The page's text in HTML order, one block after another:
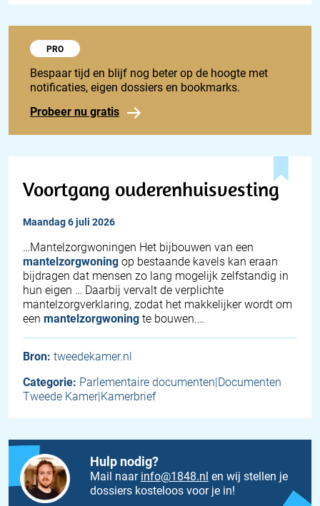
Probeer 1848 Pro
PRO
Bespaar tijd en blijf nog beter op de hoogte met
notificaties, eigen dossiers en bookmarks.
Probeer nu gratis
Voortgang ouderenhuisvesting
maandag 6 juli 2026
…Mantelzorgwoningen Het bijbouwen van een
mantelzorgwoning op bestaande kavels kan eraan
bijdragen dat mensen zo lang mogelijk zelfstandig in
hun eigen … Daarbij vervalt de verplichte
mantelzorgverklaring, zodat het makkelijker wordt om
een mantelzorgwoning te bouwen.…
Bron: tweedekamer.nl
Categorie: Parlementaire documenten|Documenten
Tweede Kamer|Kamerbrief
Hulp nodig?
Mail naar info@1848.nl en wij stellen je
dossiers kosteloos voor je in!